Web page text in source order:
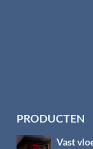
PRODUCTEN
Vast